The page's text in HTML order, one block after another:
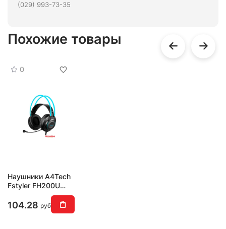
(029) 993-73-35
Похожие товары
0
Наушники A4Tech
Fstyler FH200U
(серый/голубой)
104.28 руб